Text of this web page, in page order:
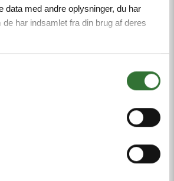
data med andre oplysninger, du har
har indsamlet fra din brug af deres
Og Tilbehør Til Rails